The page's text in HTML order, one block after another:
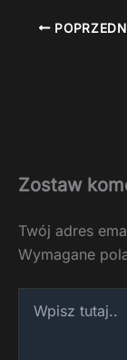
Zostaw
Twój adres
Wymagane
tutaj..